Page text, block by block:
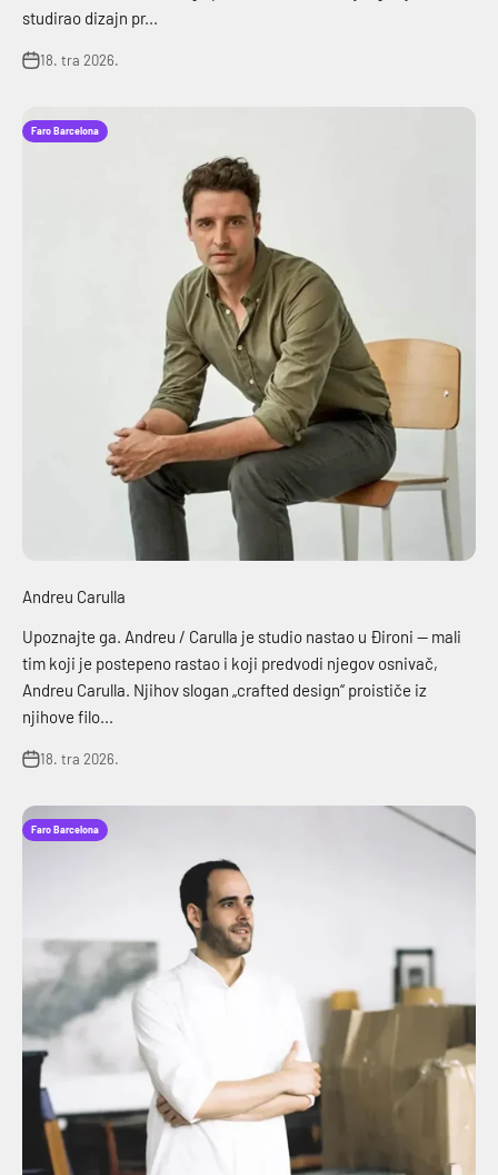
studirao dizajn pr...
18. tra 2026.
Faro Barcelona
Andreu Carulla
Upoznajte ga. Andreu / Carulla je studio nastao u Đironi — mali
tim koji je postepeno rastao i koji predvodi njegov osnivač,
Andreu Carulla. Njihov slogan „crafted design“ proističe iz
njihove filo...
18. tra 2026.
Faro Barcelona